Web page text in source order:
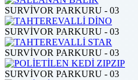
SURVİVOR PARKURU - 03
SURVİVOR PARKURU - 03
SURVİVOR PARKURU - 03
SURVİVOR PARKURU - 03